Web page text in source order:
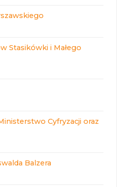
Stasikówki i Małego
Cyfryzacji oraz
Balzera